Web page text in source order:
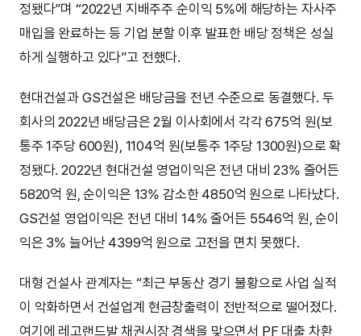
정됐다”며 “2022년 지배주주 순이익 5%에 해당하는 자사주
매입을 완료하는 등 기업 분할 이후 발표한 배당 정책은 성실
하게 실행하고 있다”고 전했다.
현대건설과 GS건설은 배당금을 전년 수준으로 동결했다. 두
회사의 2022년 배당금은 2월 이사회에서 각각 675억 원(보
통주 1주당 600원), 1104억 원(보통주 1주당 1300원)으로 확
정됐다. 2022년 현대건설 영업이익은 전년 대비 23% 줄어든
5820억 원, 순이익은 13% 감소한 4850억 원으로 나타났다.
GS건설 영업이익은 전년 대비 14% 줄어든 5546억 원, 순이
익은 3% 늘어난 4399억 원으로 고전을 면치 못했다.
대형 건설사 관계자는 “최근 부동산 경기 불황으로 사업 실적
이 악화하면서 건설업계 현금창출력이 전반적으로 떨어졌다.
여기에 레고랜드발 채권시장 경색을 맞으면서 PF 대출 차환